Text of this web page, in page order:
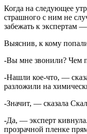
Когда на следующее
страшного с ним не
забежать к экспертам
Выяснив, к кому
-Вы мне звонили? Чем
-Нашли кое-что, —
разложили на
-Значит, — сказала
-Да, — эксперт
прозрачной пленке